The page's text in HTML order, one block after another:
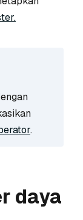
.
daya